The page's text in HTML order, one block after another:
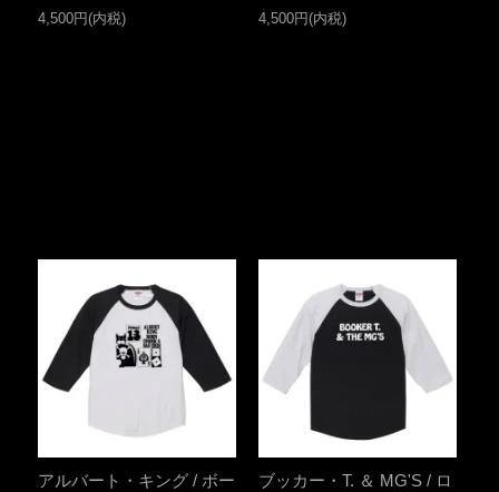
4,500円(内税) 4,500円(内税)
アルバート・キング / ボー
ブッカー・T. ＆ MG'S / ロ